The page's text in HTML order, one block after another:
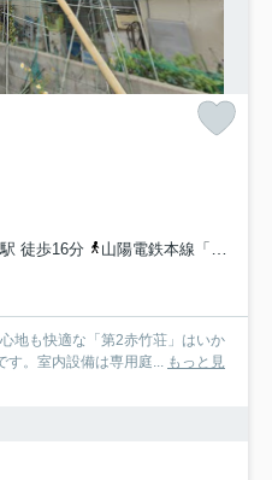
徒歩16分
山陽電鉄本線「藤江」駅 徒歩18分
地も快適な「第2赤竹荘」はいか
す。室内設備は専用庭... もっと見